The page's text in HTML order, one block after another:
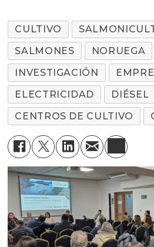
CULTIVO
SALMONES
NORUEGA
INVESTIGACIÓN
ELECTRICIDAD
DIÉSEL
CENTROS DE CULTIVO